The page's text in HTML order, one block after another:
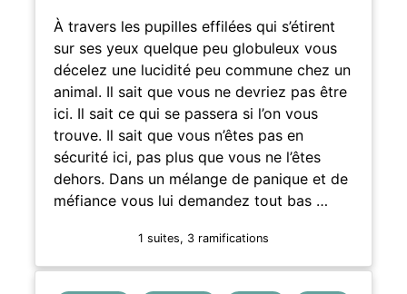
À travers les pupilles effilées qui s’étirent
sur ses yeux quelque peu globuleux vous
décelez une lucidité peu commune chez un
animal. Il sait que vous ne devriez pas être
ici. Il sait ce qui se passera si l’on vous
trouve. Il sait que vous n’êtes pas en
sécurité ici, pas plus que vous ne l’êtes
dehors. Dans un mélange de panique et de
méfiance vous lui demandez tout bas …
1 suites, 3 ramifications